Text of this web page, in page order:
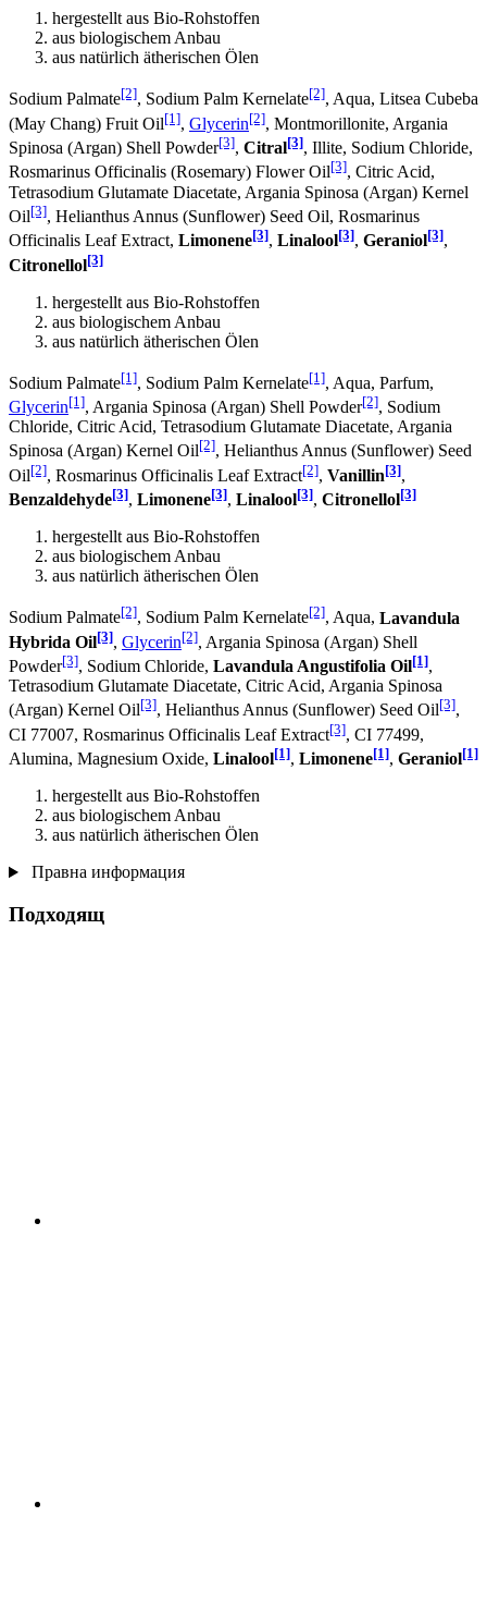
hergestellt aus Bio-Rohstoffen
aus biologischem Anbau
aus natürlich ätherischen Ölen
Sodium Palmate[2], Sodium Palm Kernelate[2], Aqua, Litsea Cubeba
(May Chang) Fruit Oil[1], Glycerin[2], Montmorillonite, Argania
Spinosa (Argan) Shell Powder[3], Citral[3], Illite, Sodium Chloride,
Rosmarinus Officinalis (Rosemary) Flower Oil[3], Citric Acid,
Tetrasodium Glutamate Diacetate, Argania Spinosa (Argan) Kernel
Oil[3], Helianthus Annus (Sunflower) Seed Oil, Rosmarinus
Officinalis Leaf Extract, Limonene[3], Linalool[3], Geraniol[3],
Citronellol[3]
hergestellt aus Bio-Rohstoffen
aus biologischem Anbau
aus natürlich ätherischen Ölen
Sodium Palmate[1], Sodium Palm Kernelate[1], Aqua, Parfum,
Glycerin[1], Argania Spinosa (Argan) Shell Powder[2], Sodium
Chloride, Citric Acid, Tetrasodium Glutamate Diacetate, Argania
Spinosa (Argan) Kernel Oil[2], Helianthus Annus (Sunflower) Seed
Oil[2], Rosmarinus Officinalis Leaf Extract[2], Vanillin[3],
Benzaldehyde[3], Limonene[3], Linalool[3], Citronellol[3]
hergestellt aus Bio-Rohstoffen
aus biologischem Anbau
aus natürlich ätherischen Ölen
Sodium Palmate[2], Sodium Palm Kernelate[2], Aqua, Lavandula
Hybrida Oil[3], Glycerin[2], Argania Spinosa (Argan) Shell
Powder[3], Sodium Chloride, Lavandula Angustifolia Oil[1],
Tetrasodium Glutamate Diacetate, Citric Acid, Argania Spinosa
(Argan) Kernel Oil[3], Helianthus Annus (Sunflower) Seed Oil[3],
CI 77007, Rosmarinus Officinalis Leaf Extract[3], CI 77499,
Alumina, Magnesium Oxide, Linalool[1], Limonene[1], Geraniol[1]
hergestellt aus Bio-Rohstoffen
aus biologischem Anbau
aus natürlich ätherischen Ölen
Правна информация
Подходящ